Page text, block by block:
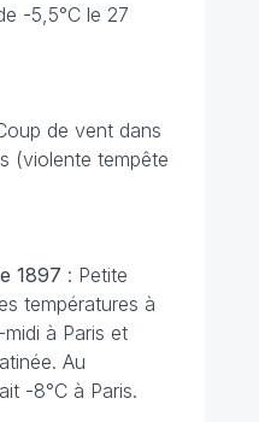
-5,5°C le 27
de vent dans
(violente tempête
1897 : Petite
températures à
à Paris et
Au
-8°C à Paris.